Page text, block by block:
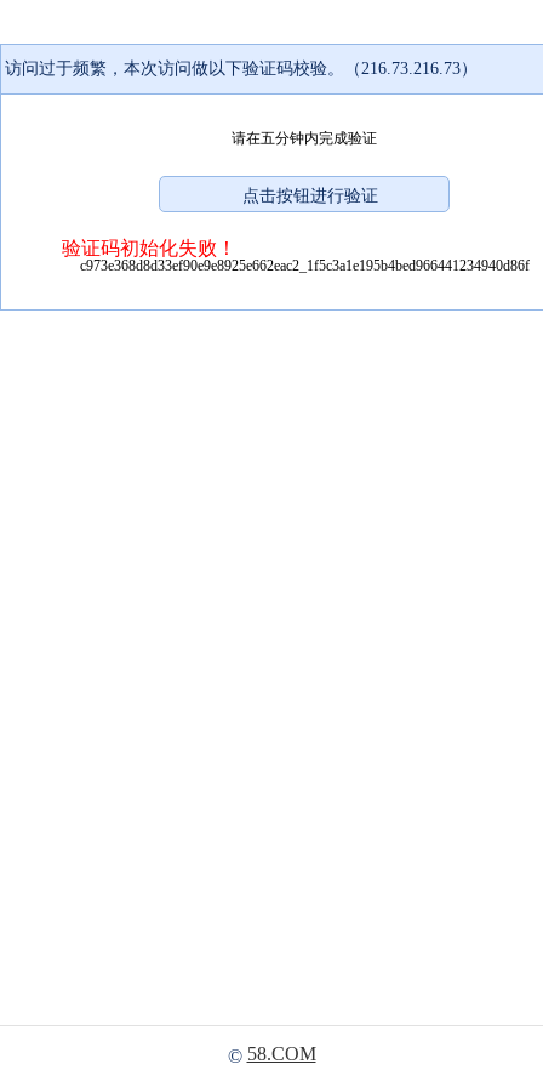
访问过于频繁，本次访问做以下验证码校验。（216.73.216.73）
请在五分钟内完成验证
验证码初始化失败！
c973e368d8d33ef90e9e8925e662eac2_1f5c3a1e195b4bed966441234940d86f
© 58.COM